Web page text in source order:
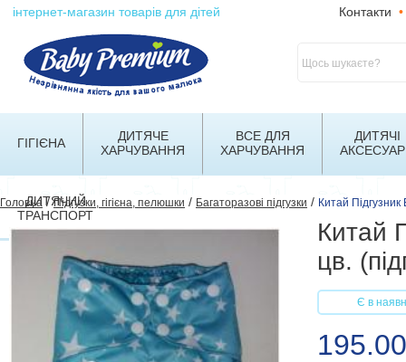
інтернет-магазин товарів для дітей Контакти •
ГІГІЄНА
ДИТЯЧЕ
ХАРЧУВАННЯ
ВСЕ ДЛЯ
ХАРЧУВАННЯ
ДИТЯЧІ
ДИТЯЧИЙ
ТРАНСПОРТ
Головна/Підгузки, гігієна, пелюшки / Багаторазові підгузки / Китай
Китай
цв.
Є в
195.00